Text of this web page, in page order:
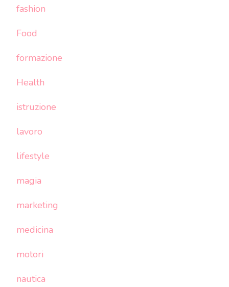
fashion
Food
formazione
Health
istruzione
lavoro
lifestyle
magia
marketing
medicina
motori
nautica